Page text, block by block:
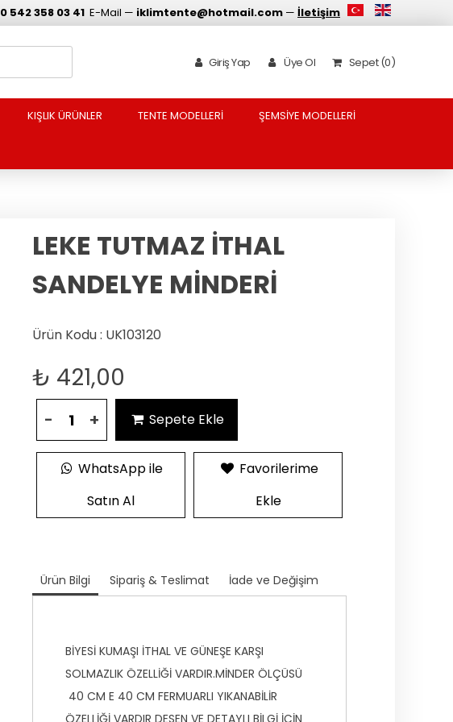
0 542 358 03 41 E-Mail — iklimtente@hotmail.com — İletişim
Giriş Yap Üye Ol Sepet (0)
KIŞLIK ÜRÜNLER TENTE MODELLERİ ŞEMSİYE MODELLERİ
LEKE TUTMAZ İTHAL
SANDELYE MİNDERİ
Ürün Kodu : UK103120
₺ 421,00
- + Sepete Ekle
WhatsApp ile
Satın Al
Favorilerime
Ekle
Ürün Bilgi Sipariş & Teslimat İade ve Değişim
BİYESİ KUMAŞI İTHAL VE GÜNEŞE KARŞI
SOLMAZLIK ÖZELLİĞİ VARDIR.MİNDER ÖLÇÜSÜ
40 CM E 40 CM FERMUARLI YIKANABİLİR
ÖZELLİĞİ VARDIR DESEN VE DETAYLI BİLGİ İÇİN